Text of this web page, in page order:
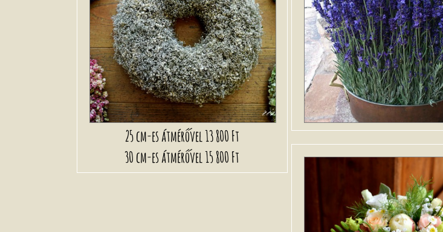
25 cm-es átmérővel 13 800 Ft
30 cm-es átmérővel15 800 Ft